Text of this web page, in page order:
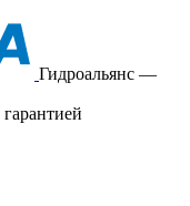
Гидроальянс —